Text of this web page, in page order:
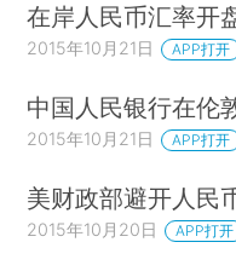
在岸人民币汇率开
2015年10月21日 APP打开
中国人民银行在伦
2015年10月21日 APP打开
美财政部避开人民
2015年10月20日 APP打开